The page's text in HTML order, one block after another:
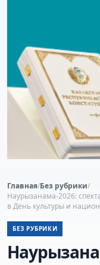
Главная/Без рубрики/
Наурызанама-2026:
в День культуры и
БЕЗ РУБРИКИ